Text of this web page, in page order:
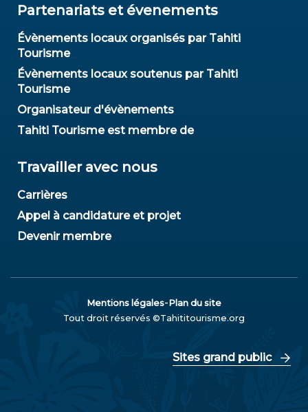
Partenariats et évenements
Évènements locaux organisés par Tahiti
Tourisme
Évènements locaux soutenus par Tahiti
Tourisme
Organisateur d'évènements
Tahiti Tourisme est membre de
Travailler avec nous
Carrières
Appel à candidature et projet
Devenir membre
Mentions légales-Plan du site
Tout droit réservés ©Tahititourisme.org
Sites grand public